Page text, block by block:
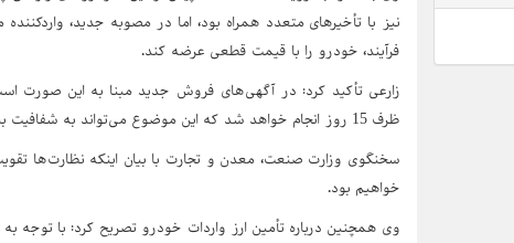
نیز با تأخیرهای متعدد همراه بود، اما در مصوبه جدید،
فرآیند، خودرو را با قیمت قطعی عرضه کند.
زارعی تأکید کرد: در آگهی‌های فروش جدید مبنا به این
ظرف 15 روز انجام خواهد شد که این موضوع می‌تواند به شفافیت بیشتر و کاهش ابهام در بازار منجر شود.
سخنگوی وزارت صنعت، معدن و تجارت با بیان اینکه نظارت‌ها
خواهیم بود.